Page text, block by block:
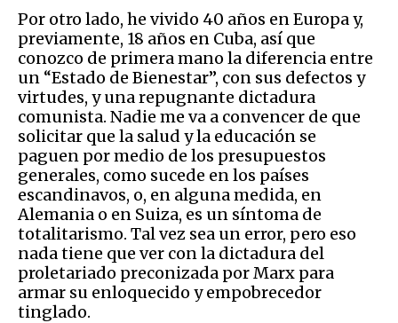
Por otro lado, he vivido 40 años en Europa y,
previamente, 18 años en Cuba, así que
conozco de primera mano la diferencia entre
un “Estado de Bienestar”, con sus defectos y
virtudes, y una repugnante dictadura
comunista. Nadie me va a convencer de que
solicitar que la salud y la educación se
paguen por medio de los presupuestos
generales, como sucede en los países
escandinavos, o, en alguna medida, en
Alemania o en Suiza, es un síntoma de
totalitarismo. Tal vez sea un error, pero eso
nada tiene que ver con la dictadura del
proletariado preconizada por Marx para
armar su enloquecido y empobrecedor
tinglado.